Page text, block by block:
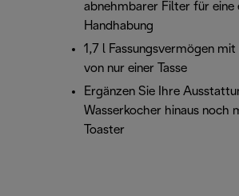
abnehmbarer Filter für eine
Handhabung
1,7 l Fassungsvermögen
von nur einer Tasse
Ergänzen Sie Ihre
Wasserkocher hinaus noch
Toaster